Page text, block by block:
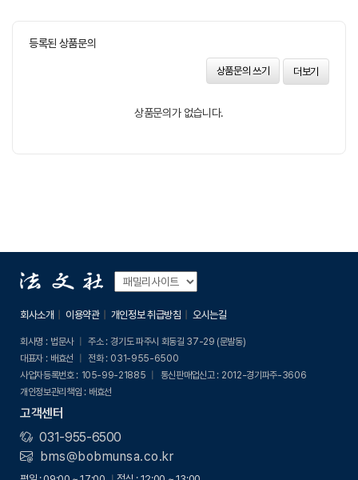
등록된 상품문의
상품문의 쓰기 더보기
상품문의가 없습니다.
회사소개 이용약관 개인정보 취급방침 오시는길
회사명 : 법문사 주소 : 경기도 파주시 회동길 37-29 (문발동)
대표자 : 배효선 전화 : 031-955-6500
사업자등록번호 : 105-99-21885 통신판매업신고 : 2012-경기파주-3606
개인정보관리책임 : 배효선
고객센터
031-955-6500
bms@bobmunsa.co.kr